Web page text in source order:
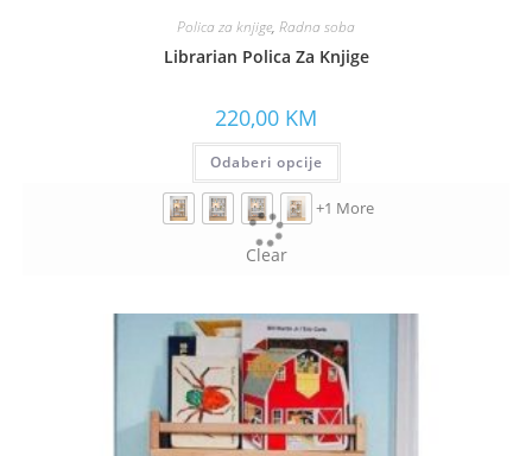
Polica za knjige, Radna soba
Librarian Polica Za Knjige
220,00 KM
Odaberi opcije
+1 More
Clear